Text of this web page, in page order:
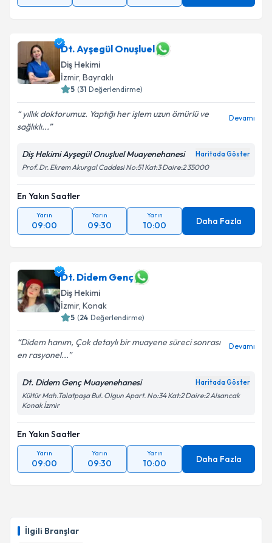
İlgili Branşlar
Dt. Ayşegül Onuşluel
Diş Hekimi
İzmir, Bayraklı
5 (31 Değerlendirme)
yıllık doktorumuz. Yaptığı her işlem uzun ömürlü ve
sağlıklı...
Devamı
Diş Hekimi Ayşegül Onuşluel Muayenehanesi Haritada Göster
Prof. Dr. Ekrem Akurgal Caddesi No:51 Kat:3 Daire:2 35000
En Yakın Saatler
Yarın
09:00
Yarın
09:30
Yarın
10:00 Daha Fazla
Dt. Didem Genç
Diş Hekimi
İzmir, Konak
5 (24 Değerlendirme)
Didem hanım, Çok detaylı bir muayene süreci sonrası
en rasyonel...
Devamı
Dt. Didem Genç Muayenehanesi Haritada Göster
Kültür Mah.Talatpaşa Bul. Olgun Apart. No:34 Kat:2 Daire:2 Alsancak
Konak İzmir
En Yakın Saatler
Yarın
09:00
Yarın
09:30
Yarın
10:00 Daha Fazla